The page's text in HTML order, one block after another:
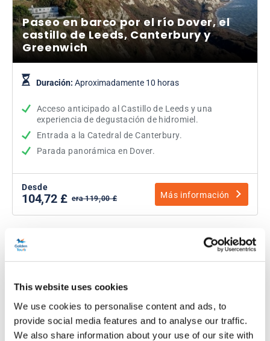
This website uses cookies
We use cookies to personalise content and ads, to
provide social media features and to analyse our traffic.
We also share information about your use of our site with
Paseo en barco por el río Dover, el
castillo de Leeds, Canterbury y
Greenwich
Duración: Aproximadamente 10 horas
Acceso anticipado al Castillo de Leeds y una
experiencia de degustación de hidromiel.
Entrada a la Catedral de Canterbury.
Parada panorámica en Dover.
Desde
104,72 £ era 119,00 £ Más información